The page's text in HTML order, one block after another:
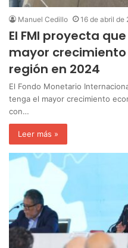
Manuel Cedillo 16 de abril de
El FMI proyecta
mayor
región en 2024
El Fondo Monetario
tenga el mayor crecimiento
con…
Leer más »